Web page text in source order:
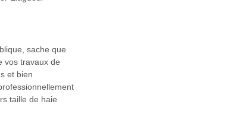
sache que
vos travaux de
et bien
taille de haie